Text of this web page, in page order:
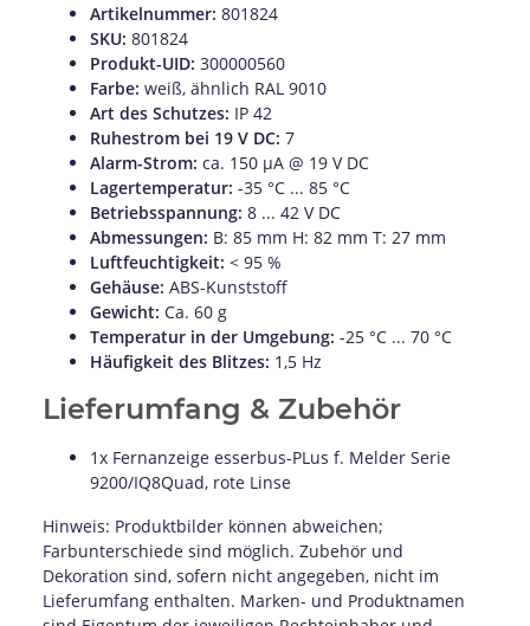
Artikelnummer: 801824
SKU: 801824
Produkt-UID: 300000560
Farbe: weiß, ähnlich RAL 9010
Art des Schutzes: IP 42
Ruhestrom bei 19 V DC: 7
Alarm-Strom: ca. 150 µA @ 19 V DC
Lagertemperatur: -35 °C ... 85 °C
Betriebsspannung: 8 ... 42 V DC
Abmessungen: B: 85 mm H: 82 mm T: 27 mm
Luftfeuchtigkeit: < 95 %
Gehäuse: ABS-Kunststoff
Gewicht: Ca. 60 g
Temperatur in der Umgebung: -25 °C ... 70 °C
Häufigkeit des Blitzes: 1,5 Hz
Lieferumfang & Zubehör
1x Fernanzeige esserbus-PLus f. Melder Serie
9200/IQ8Quad, rote Linse
Hinweis: Produktbilder können abweichen;
Farbunterschiede sind möglich. Zubehör und
Dekoration sind, sofern nicht angegeben, nicht im
Lieferumfang enthalten. Marken- und Produktnamen